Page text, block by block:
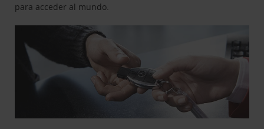
para acceder al mundo.